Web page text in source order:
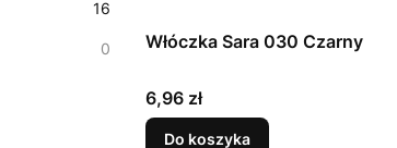
16
0 Włóczka Sara 030 Czarny
Cena
6,96 zł
Do koszyka